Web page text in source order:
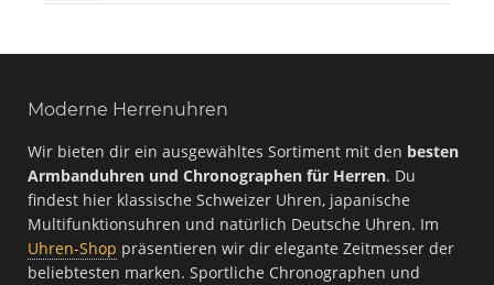
Moderne Herrenuhren
Wir bieten dir ein ausgewähltes Sortiment mit den besten
Armbanduhren und Chronographen für Herren. Du
findest hier klassische Schweizer Uhren, japanische
Multifunktionsuhren und natürlich Deutsche Uhren. Im
Uhren-Shop präsentieren wir dir elegante Zeitmesser der
beliebtesten marken. Sportliche Chronographen und